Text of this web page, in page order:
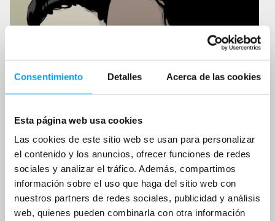
Consentimiento Detalles Acerca de las cookies
Esta página web usa cookies
Las cookies de este sitio web se usan para personalizar
el contenido y los anuncios, ofrecer funciones de redes
sociales y analizar el tráfico. Además, compartimos
información sobre el uso que haga del sitio web con
nuestros partners de redes sociales, publicidad y análisis
web, quienes pueden combinarla con otra información